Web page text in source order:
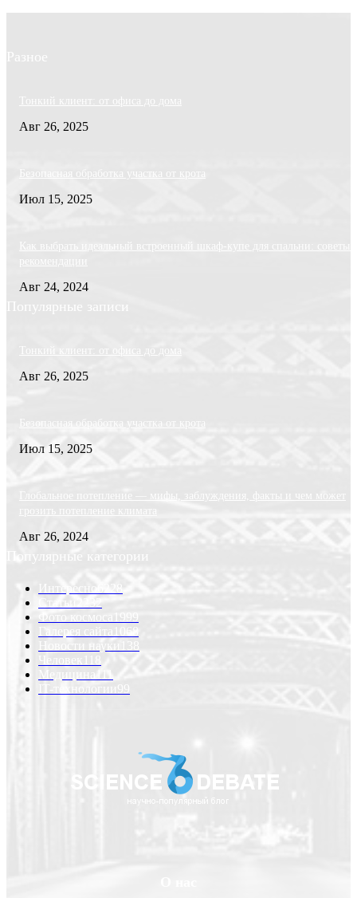
Разное
Тонкий клиент: от офиса до дома
Авг 26, 2025
Безопасная обработка участка от крота
Июл 15, 2025
Как выбрать идеальный встроенный шкаф-купе для спальни: советы
рекомендации
Авг 24, 2024
Популярные записи
Тонкий клиент: от офиса до дома
Авг 26, 2025
Безопасная обработка участка от крота
Июл 15, 2025
Глобальное потепление — мифы, заблуждения, факты и чем может
грозить потепление климата
Авг 26, 2024
Популярные категории
Интересно
Статьи
Фото космоса
1999
Галерея сайта 1068
Новости науки
Человек
Медицина
IT-технологии99